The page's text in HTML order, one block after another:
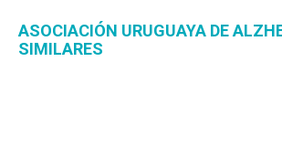
ASOCIACIÓN URUGUAYA DE
SIMILARES